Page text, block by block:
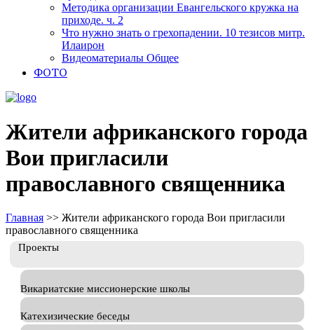
Методика организации Евангельского кружка на
приходе. ч. 2
Что нужно знать о грехопадении. 10 тезисов митр.
Илаирон
Видеоматериалы Общее
ФОТО
Жители африканского города
Вои пригласили
православного священника
Главная >> Жители африканского города Вои пригласили
православного священника
Проекты
Викариатские миссионерские школы
Катехизические беседы